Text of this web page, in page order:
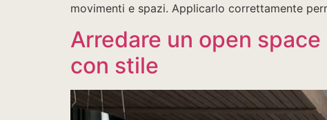
movimenti e spazi. Applicarlo correttamente
Arredare un open
con stile